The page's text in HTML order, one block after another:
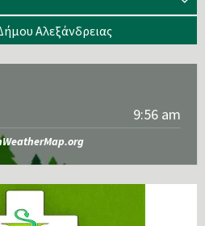
Αλεξάνδρειας
9:56 am